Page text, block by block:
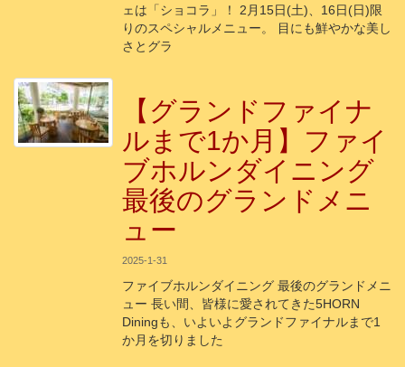
ェは「ショコラ」！ 2月15日(土)、16日(日)限
りのスペシャルメニュー。 目にも鮮やかな美し
さとグラ
【グランドファイナ
ルまで1か月】ファイ
ブホルンダイニング
最後のグランドメニ
ュー
2025-1-31
ファイブホルンダイニング 最後のグランドメニ
ュー 長い間、皆様に愛されてきた5HORN
Diningも、いよいよグランドファイナルまで1
か月を切りました